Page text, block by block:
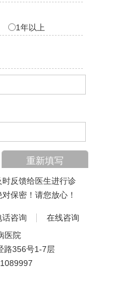
1年以上
反馈给医生进行诊
保密！请您放心！
话咨询
在线咨询
医院
路356号1-7层